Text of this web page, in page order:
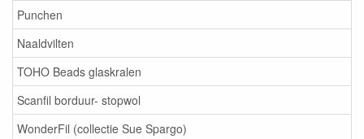
Punchen
Naaldvilten
TOHO Beads glaskralen
Scanfil borduur- stopwol
WonderFil (collectie Sue Spargo)